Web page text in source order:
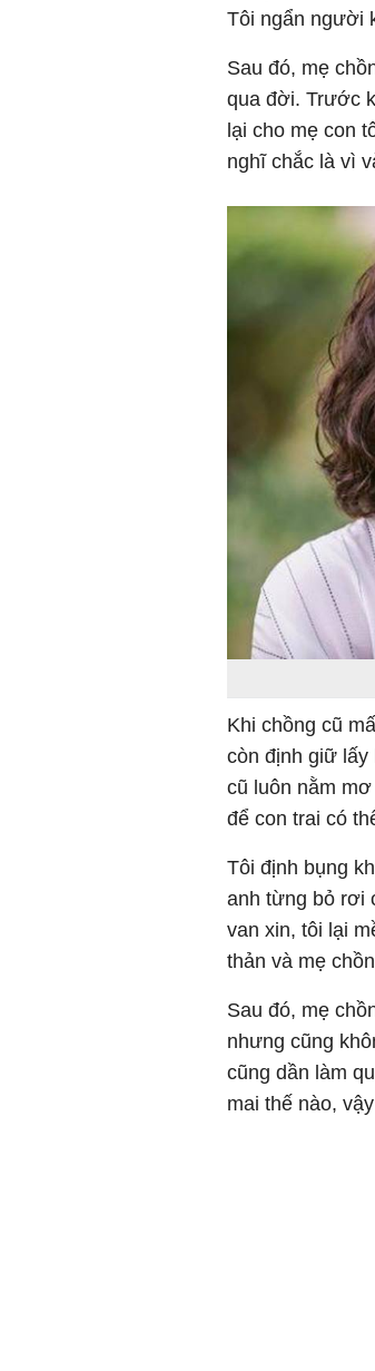
Tôi ngẩn người
Sau đó, mẹ
qua đời. Trước
lại cho mẹ con
nghĩ chắc là vì
Khi chồng cũ
còn định giữ lấy
cũ luôn nằm
để con trai có
Tôi định bụng
anh từng bỏ rơi
van xin, tôi lại
thản và mẹ
Sau đó, mẹ
nhưng cũng
cũng dần làm
mai thế nào,